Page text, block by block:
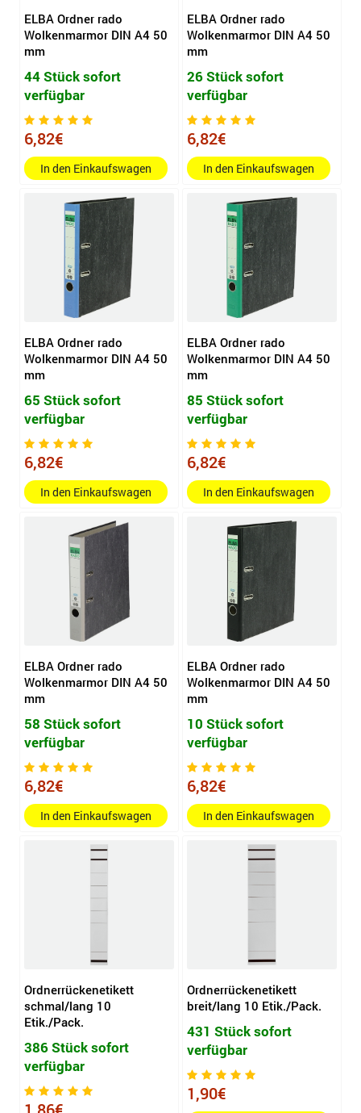
ELBA Ordner rado
Wolkenmarmor DIN A4 50
mm
44 Stück sofort
verfügbar
6,82€
In den Einkaufswagen
ELBA Ordner rado
Wolkenmarmor DIN A4 50
mm
26 Stück sofort
verfügbar
6,82€
In den Einkaufswagen
ELBA Ordner rado
Wolkenmarmor DIN A4 50
mm
65 Stück sofort
verfügbar
6,82€
In den Einkaufswagen
ELBA Ordner rado
Wolkenmarmor DIN A4 50
mm
85 Stück sofort
verfügbar
6,82€
In den Einkaufswagen
ELBA Ordner rado
Wolkenmarmor DIN A4 50
mm
58 Stück sofort
verfügbar
6,82€
In den Einkaufswagen
ELBA Ordner rado
Wolkenmarmor DIN A4 50
mm
10 Stück sofort
verfügbar
6,82€
In den Einkaufswagen
Ordnerrückenetikett
schmal/lang 10
Etik./Pack.
386 Stück sofort
verfügbar
Ordnerrückenetikett
breit/lang 10 Etik./Pack.
431 Stück sofort
verfügbar
1,90€